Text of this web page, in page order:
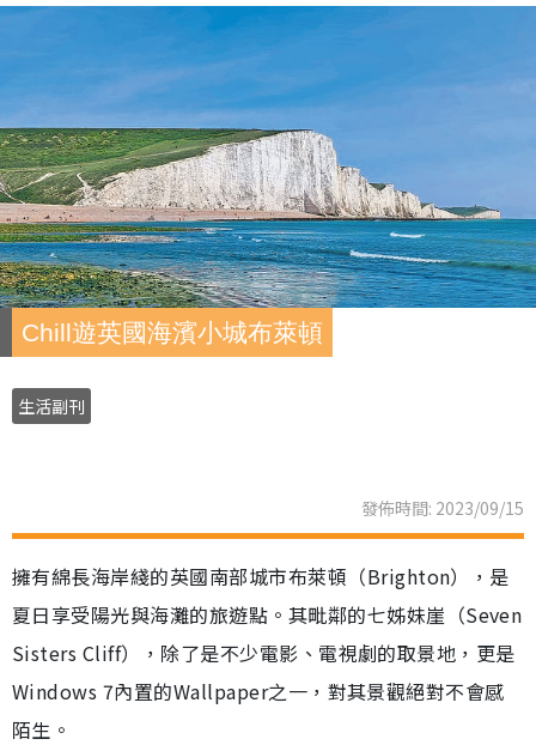
Chill遊英國海濱小城布萊頓
生活副刊
發佈時間: 2023/09/15
擁有綿長海岸綫的英國南部城市布萊頓（Brighton），是
夏日享受陽光與海灘的旅遊點。其毗鄰的七姊妹崖（Seven
Sisters Cliff），除了是不少電影、電視劇的取景地，更是
Windows 7內置的Wallpaper之一，對其景觀絕對不會感
陌生。